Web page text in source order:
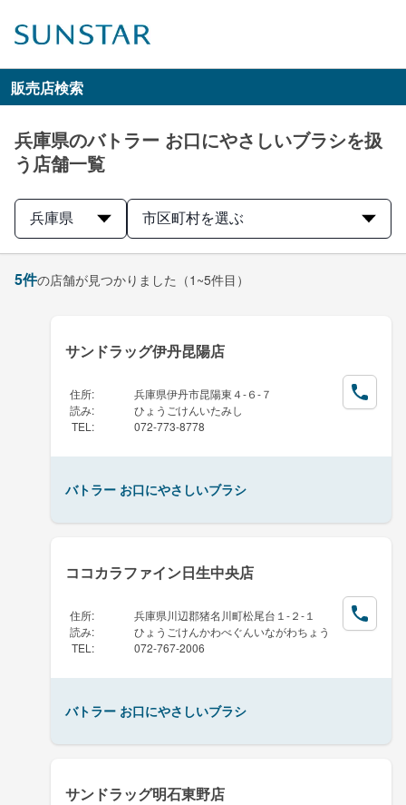
販売店検索
兵庫県のバトラー お口にやさしいブラシを扱
う店舗一覧
兵庫県 市区町村を選ぶ
5件の店舗が見つかりました （1~5件目）
サンドラッグ伊丹昆陽店
住所:
兵庫県伊丹市昆陽東４-６-７
読み:
ひょうごけんいたみし
TEL : 072-773-8778
バトラー お口にやさしいブラシ
ココカラファイン日生中央店
住所:
兵庫県川辺郡猪名川町松尾台１-２-１
読み:
ひょうごけんかわべぐんいながわちょう
TEL : 072-767-2006
バトラー お口にやさしいブラシ
サンドラッグ明石東野店